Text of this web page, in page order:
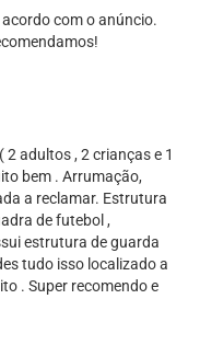
com o anúncio.
adultos , 2 crianças e 1
bem . Arrumação,
a reclamar. Estrutura
de futebol ,
estrutura de guarda
tudo isso localizado a
. Super recomendo e